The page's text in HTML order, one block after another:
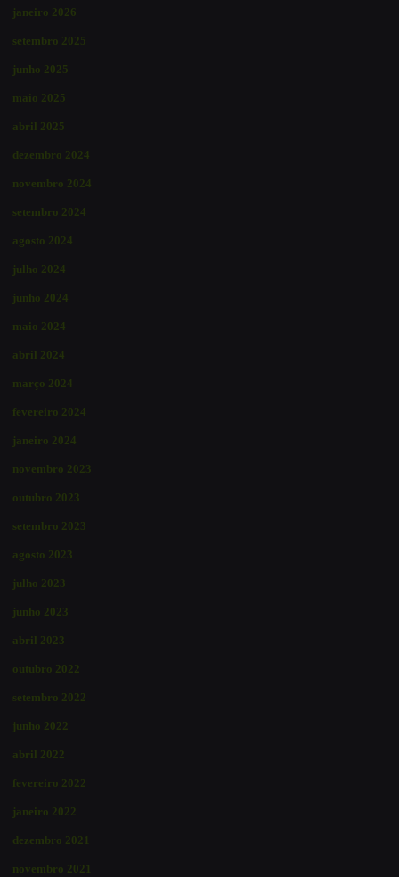
janeiro 2026
setembro 2025
junho 2025
maio 2025
abril 2025
dezembro 2024
novembro 2024
setembro 2024
agosto 2024
julho 2024
junho 2024
maio 2024
abril 2024
março 2024
fevereiro 2024
janeiro 2024
novembro 2023
outubro 2023
setembro 2023
agosto 2023
julho 2023
junho 2023
abril 2023
outubro 2022
setembro 2022
junho 2022
abril 2022
fevereiro 2022
janeiro 2022
dezembro 2021
novembro 2021